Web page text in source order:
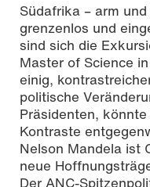
Südafrika – arm
grenzenlos und
sind sich die
Master of Science
einig,
politische
Präsidenten,
Kontraste
Nelson Mandela ist
neue
Der ANC-